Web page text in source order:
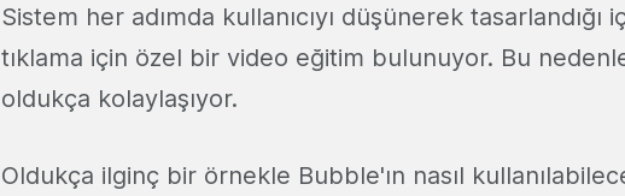
Sistem her adımda kullanıcıyı düşünerek
tıklama için özel bir video eğitim bulunuyor. Bu
oldukça kolaylaşıyor.
Oldukça ilginç bir örnekle Bubble'ın nasıl